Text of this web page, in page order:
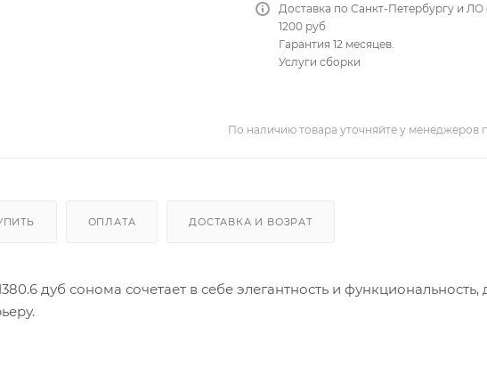
Доставка по Санкт-Петербургу и ЛО
1200 руб
Гарантия 12 месяцев.
Услуги сборки
По наличию товара уточняйте у менеджеров
ОПЛАТА ДОСТАВКА И ВОЗРАТ
дуб сонома сочетает в себе элегантность и функциональность,